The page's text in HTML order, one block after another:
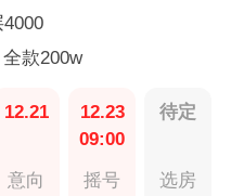
款200w
12.21
意向
12.23
09:00
摇号
待定
选房